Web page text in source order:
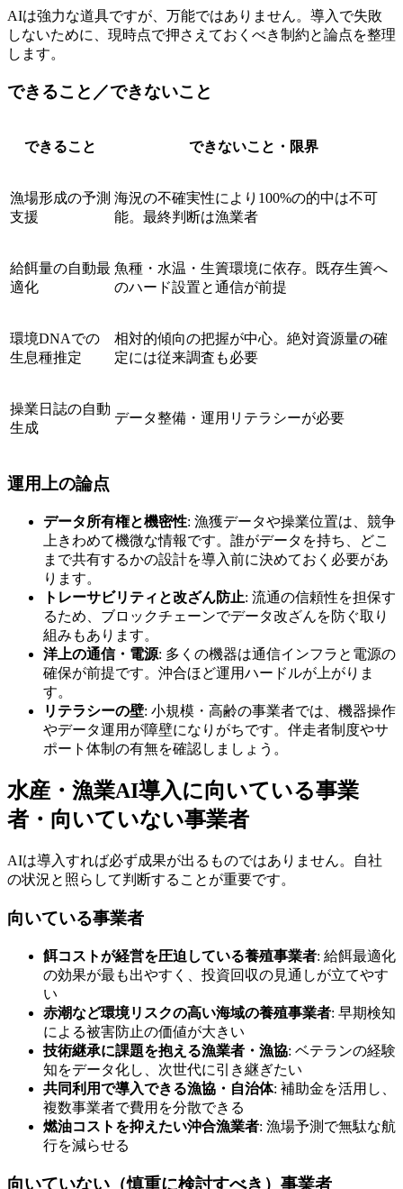
AIは強力な道具ですが、万能ではありません。導入で失敗
しないために、現時点で押さえておくべき制約と論点を整理
します。
できること／できないこと
できること できないこと・限界
漁場形成の予測
支援
海況の不確実性により100%の的中は不可
能。最終判断は漁業者
給餌量の自動最
適化
魚種・水温・生簀環境に依存。既存生簀へ
のハード設置と通信が前提
環境DNAでの
生息種推定
相対的傾向の把握が中心。絶対資源量の確
定には従来調査も必要
操業日誌の自動
生成
データ整備・運用リテラシーが必要
運用上の論点
データ所有権と機密性: 漁獲データや操業位置は、競争
上きわめて機微な情報です。誰がデータを持ち、どこ
まで共有するかの設計を導入前に決めておく必要があ
ります。
トレーサビリティと改ざん防止: 流通の信頼性を担保す
るため、ブロックチェーンでデータ改ざんを防ぐ取り
組みもあります。
洋上の通信・電源: 多くの機器は通信インフラと電源の
確保が前提です。沖合ほど運用ハードルが上がりま
す。
リテラシーの壁: 小規模・高齢の事業者では、機器操作
やデータ運用が障壁になりがちです。伴走者制度やサ
ポート体制の有無を確認しましょう。
水産・漁業AI導入に向いている事業
者・向いていない事業者
AIは導入すれば必ず成果が出るものではありません。自社
の状況と照らして判断することが重要です。
向いている事業者
餌コストが経営を圧迫している養殖事業者: 給餌最適化
の効果が最も出やすく、投資回収の見通しが立てやす
い
赤潮など環境リスクの高い海域の養殖事業者: 早期検知
による被害防止の価値が大きい
技術継承に課題を抱える漁業者・漁協: ベテランの経験
知をデータ化し、次世代に引き継ぎたい
共同利用で導入できる漁協・自治体: 補助金を活用し、
複数事業者で費用を分散できる
燃油コストを抑えたい沖合漁業者: 漁場予測で無駄な航
行を減らせる
向いていない（慎重に検討すべき）事業者